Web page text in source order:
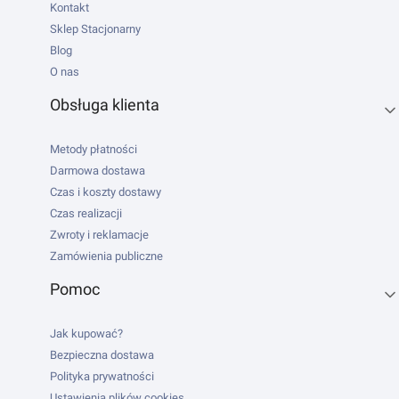
Kontakt
Sklep Stacjonarny
Blog
O nas
Obsługa klienta
Metody płatności
Darmowa dostawa
Czas i koszty dostawy
Czas realizacji
Zwroty i reklamacje
Zamówienia publiczne
Pomoc
Jak kupować?
Bezpieczna dostawa
Polityka prywatności